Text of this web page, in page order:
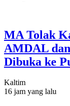
MA Tolak
AMDAL
Dibuka ke
Kaltim
16 jam yang lalu